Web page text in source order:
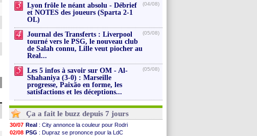
3
Lyon frôle le néant absolu - Débrief
et NOTES des joueurs (Sparta 2-1
OL)
(04/08)
4
Journal des Transferts : Liverpool
tourné vers le PSG, le nouveau club
de Salah connu, Lille veut piocher au
Real...
(05/08)
5
Les 5 infos à savoir sur OM - Al-
Shahaniya (3-0) : Marseille
progresse, Paixão en forme, les
satisfactions et les déceptions...
(05/08)
Ça a fait le buzz depuis 7 jours
30/07 Real : City annonce la couleur pour Rodri
02/08 PSG : Dupraz se prononce pour la LdC